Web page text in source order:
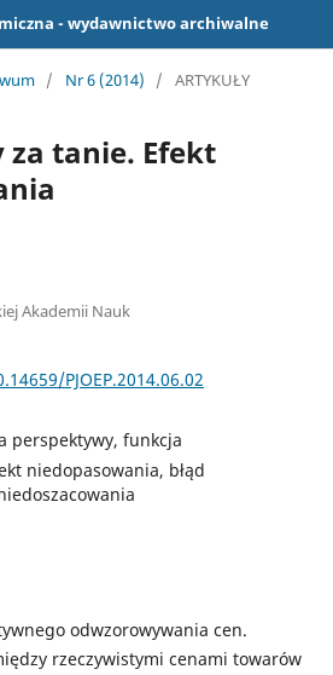
- wydawnictwo archiwalne
/ Nr 6 (2014) / ARTYKUŁY
za tanie. Efekt
Akademii Nauk
PJOEP.2014.06.02
perspektywy, funkcja
niedopasowania, błąd
odwzorowywania cen.
rzeczywistymi cenami towarów